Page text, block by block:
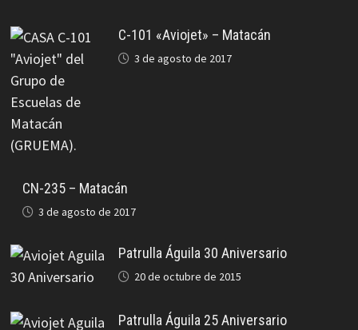
C-101 «Aviojet» – Matacán
3 de agosto de 2017
CN-235 – Matacán
3 de agosto de 2017
Patrulla Águila 30 Aniversario
20 de octubre de 2015
Patrulla Águila 25 Aniversario